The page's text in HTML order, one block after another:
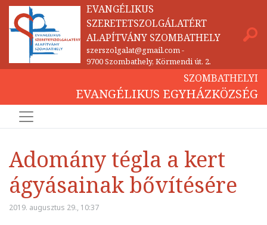
EVANGÉLIKUS
SZERETETSZOLGÁLATÉRT
ALAPÍTVÁNY SZOMBATHELY
szerszolgalat@gmail.com-
9700 Szombathely, Körmendi út. 2.
SZOMBATHELYI
EVANGÉLIKUS EGYHÁZKÖZSÉG
Adomány tégla a kert
ágyásainak bővítésére
2019. augusztus 29., 10:37